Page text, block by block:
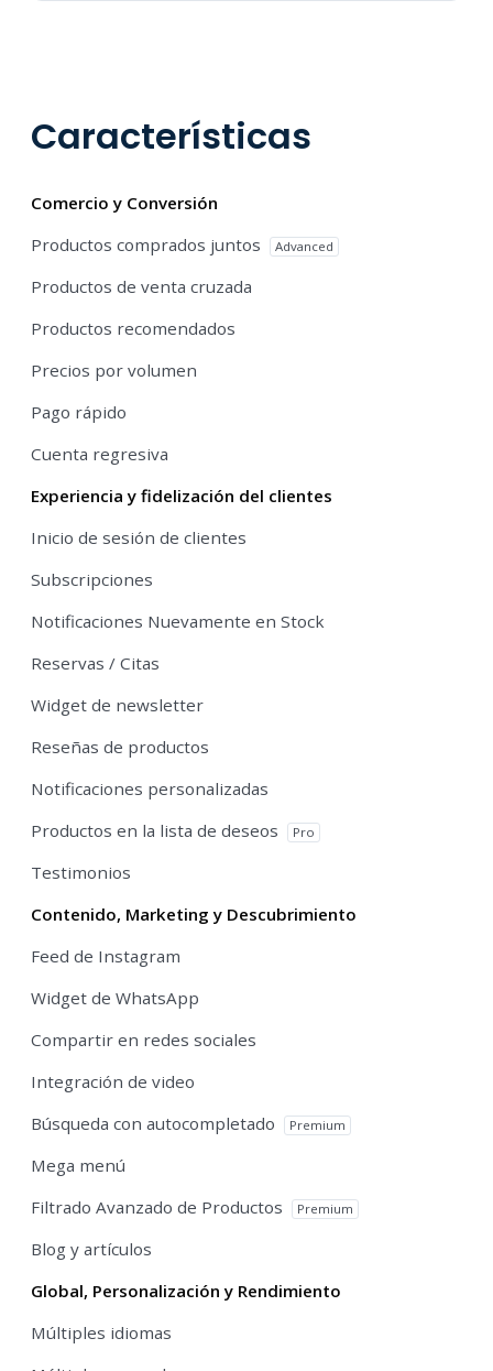
Características
Comercio y Conversión
Productos comprados juntos
Advanced
Productos de venta cruzada
Productos recomendados
Precios por volumen
Pago rápido
Cuenta regresiva
Experiencia y fidelización del clientes
Inicio de sesión de clientes
Subscripciones
Notificaciones Nuevamente en Stock
Reservas / Citas
Widget de newsletter
Reseñas de productos
Notificaciones personalizadas
Productos en la lista de deseos
Pro
Testimonios
Contenido, Marketing y Descubrimiento
Feed de Instagram
Widget de WhatsApp
Compartir en redes sociales
Integración de video
Búsqueda con autocompletado
Premium
Mega menú
Filtrado Avanzado de Productos
Premium
Blog y artículos
Global, Personalización y Rendimiento
Múltiples idiomas